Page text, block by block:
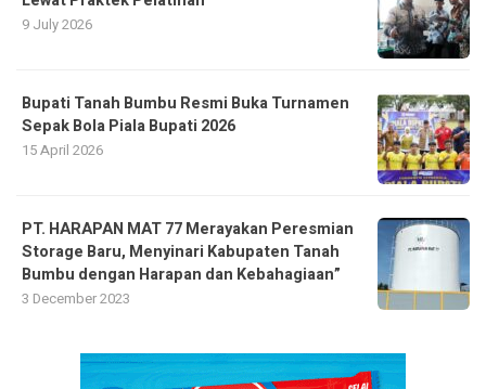
9 July 2026
Bupati Tanah Bumbu Resmi Buka Turnamen
Sepak Bola Piala Bupati 2026
15 April 2026
PT. HARAPAN MAT 77 Merayakan Peresmian
Storage Baru, Menyinari Kabupaten Tanah
Bumbu dengan Harapan dan Kebahagiaan”
3 December 2023